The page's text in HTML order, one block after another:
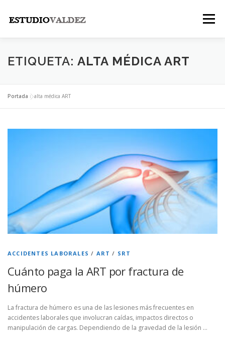
contenido
Menú
INICIO INSTITUCIONAL NOSOTROS
LEGALES PUBLICACIONES
ETIQUETA: ALTA MÉDICA ART
Portada »alta médica ART
ACCIDENTES LABORALES / ART / SRT
Cuánto paga la ART por fractura de
húmero
La fractura de húmero es una de las lesiones más frecuentes en
accidentes laborales que involucran caídas, impactos directos o
manipulación de cargas. Dependiendo de la gravedad de la lesión …